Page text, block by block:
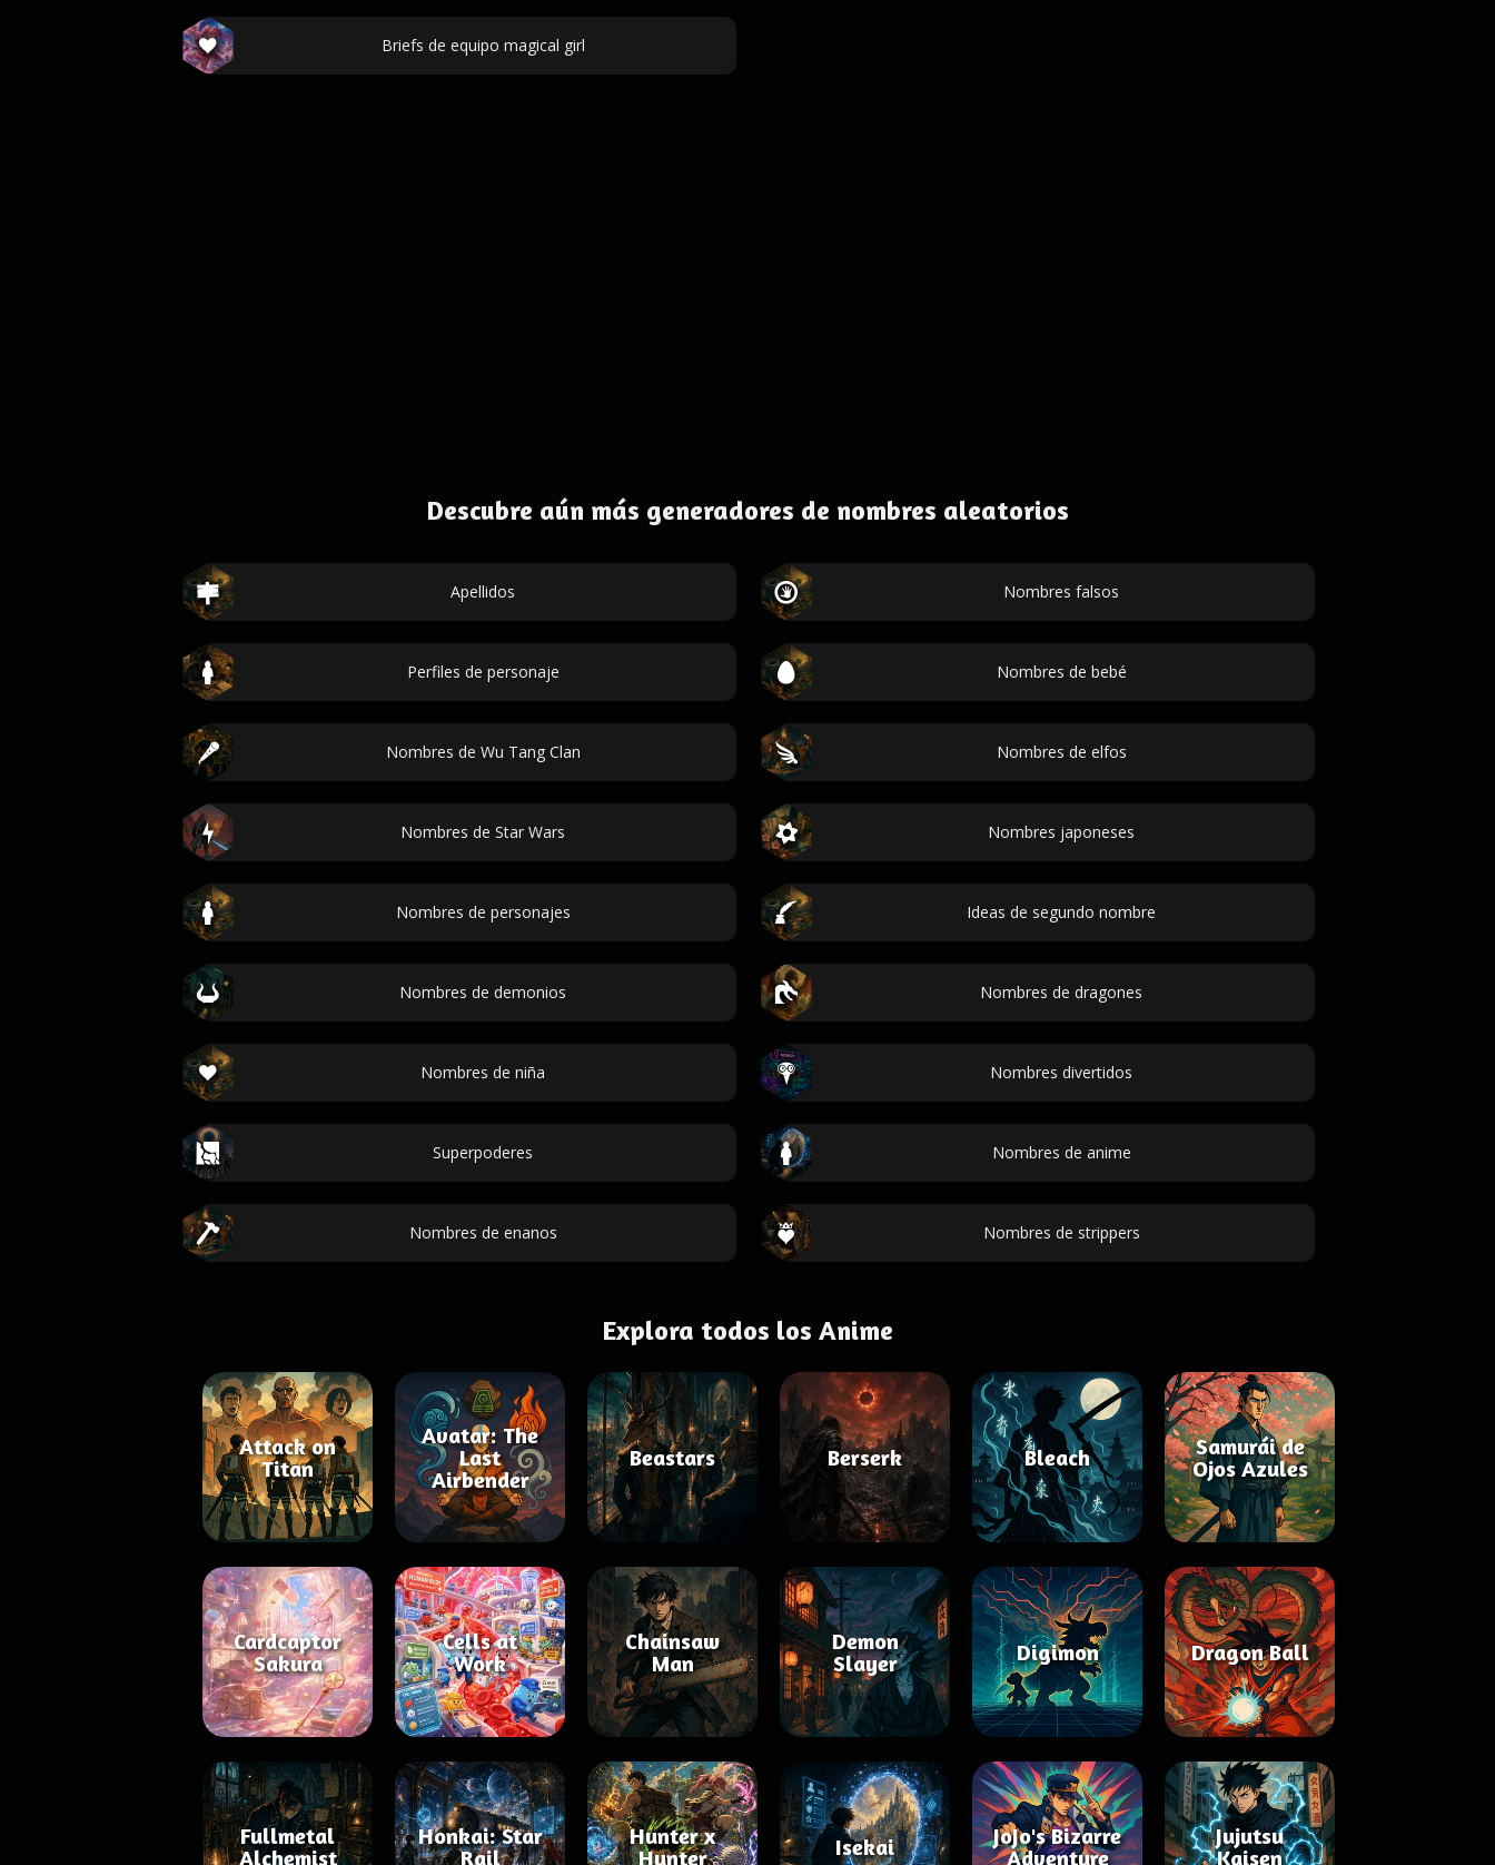
Briefs de equipo magical girl
Descubre aún más generadores de nombres aleatorios
Apellidos Nombres falsos
Perfiles de personaje Nombres de bebé
Nombres de Wu Tang Clan Nombres de elfos
Nombres de Star Wars Nombres japoneses
Nombres de personajes Ideas de segundo nombre
Nombres de demonios Nombres de dragones
Nombres de niña Nombres divertidos
Superpoderes Nombres de anime
Nombres de enanos Nombres de strippers
Explora todos los Anime
Attack on
Titan
Avatar: The
Last
Airbender
Beastars Berserk Bleach
Samurái de
Ojos Azules
Cardcaptor
Sakura
Cells at
Work
Chainsaw
Man
Demon
Slayer
Digimon Dragon Ball
Fullmetal
Alchemist
Honkai: Star
Rail
Hunter x
Hunter
Isekai
JoJo's Bizarre
Adventure
Jujutsu
Kaisen